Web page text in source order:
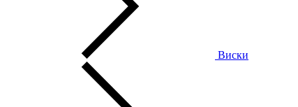
Виски